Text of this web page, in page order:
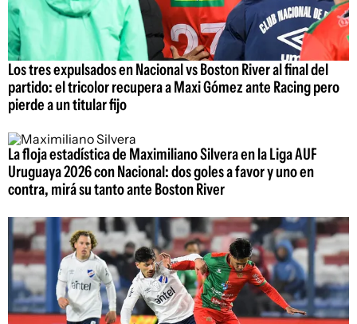
Los tres expulsados en Nacional vs Boston River al final del
partido: el tricolor recupera a Maxi Gómez ante Racing pero
pierde a un titular fijo
La floja estadística de Maximiliano Silvera en la Liga AUF
Uruguaya 2026 con Nacional: dos goles a favor y uno en
contra, mirá su tanto ante Boston River